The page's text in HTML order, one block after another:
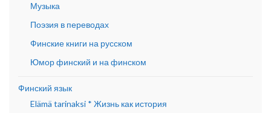
Музыка
Поэзия в переводах
Финские книги на русском
Юмор финский и на финском
Финский язык
Elämä tarinaksi * Жизнь как история